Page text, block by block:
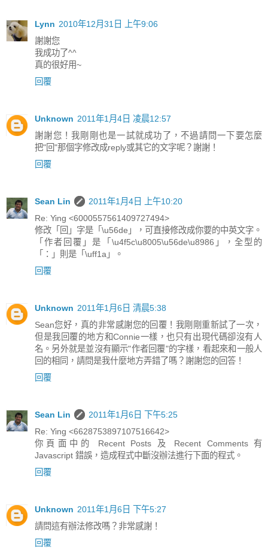
Lynn 2010年12月31日 上午9:06
謝謝您
我成功了^^
真的很好用~
回覆
Unknown 2011年1月4日 凌晨12:57
謝謝您！我剛剛也是一試就成功了，不過請問一下要怎麼
把"回"那個字修改成reply或其它的文字呢？謝謝！
回覆
Sean Lin
2011年1月4日 上午10:20
Re: Ying <6000557561409727494>
修改「回」字是「\u56de」，可直接修改成你要的中英文字。
「作者回覆」是「\u4f5c\u8005\u56de\u8986」，全型的
「：」則是「\uff1a」。
回覆
Unknown 2011年1月6日 清晨5:38
Sean您好，真的非常感謝您的回覆！我剛剛重新試了一次，
但是我回覆的地方和Connie一樣，也只有出現代碼卻沒有人
名。另外就是並沒有顯示"作者回覆"的字樣，看起來和一般人
回的相同，請問是我什麼地方弄錯了嗎？謝謝您的回答！
回覆
Sean Lin
2011年1月6日 下午5:25
Re: Ying <6628753897107516642>
你頁面中的 Recent Posts 及 Recent Comments 有
Javascript 錯誤，造成程式中斷沒辦法進行下面的程式。
回覆
Unknown 2011年1月6日 下午5:27
請問這有辦法修改嗎？非常感謝！
回覆